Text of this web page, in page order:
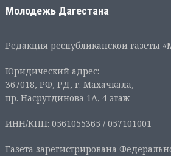
Молодежь Дагестана
Редакция республиканской газеты
Юридический адрес:
367018, РФ, РД, г. Махачкала,
пр. Насрутдинова 1А, 4 этаж
ИНН/КПП: 0561055365 / 057101001
Газета зарегистрирована